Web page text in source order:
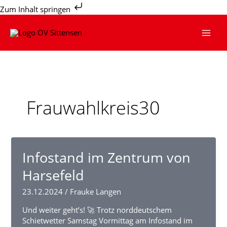
Zum Inhalt springen
Zum
Inhalt
Frauwahlkreis30
Infostand im Zentrum von
Harsefeld
23.12.2024/ Frauke Langen
Und weiter geht’s! 🚀 Trotz norddeutschem
Schietwetter Samstag Vormittag am Infostand im